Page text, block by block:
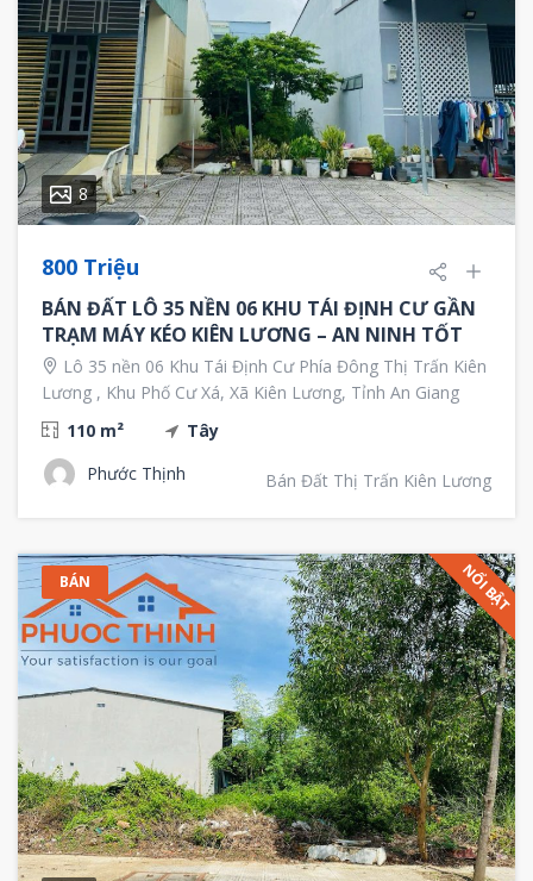
8
800 Triệu
BÁN ĐẤT LÔ 35 NỀN 06 KHU TÁI ĐỊNH CƯ GẦN
TRẠM MÁY KÉO KIÊN LƯƠNG – AN NINH TỐT
Lô 35 nền 06 Khu Tái Định Cư Phía Đông Thị Trấn Kiên
Lương , Khu Phố Cư Xá, Xã Kiên Lương, Tỉnh An Giang
110 m²
Tây
Phước Thịnh
Bán Đất Thị Trấn Kiên Lương
BÁN NỔI BẬT